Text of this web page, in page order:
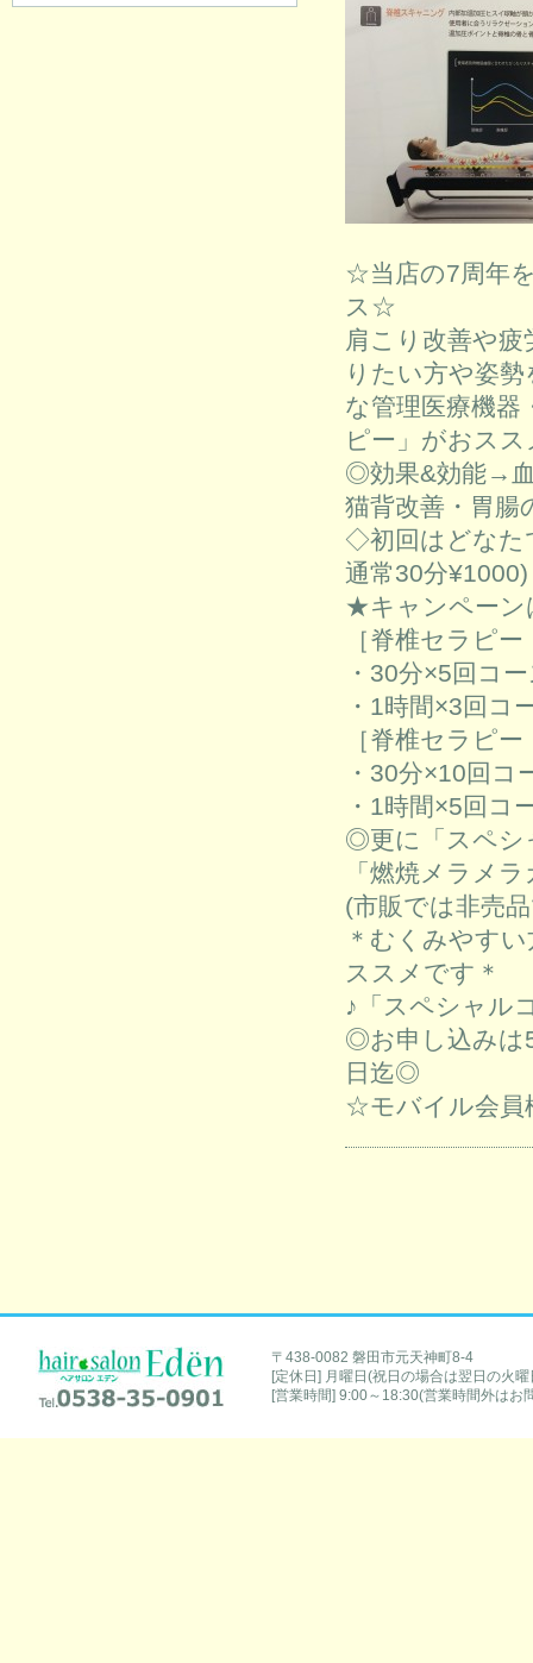
☆当店の7周年
ス☆
肩こり改善や
りたい方や姿
な管理医療機
ピー」がおス
◎効果&効能→血
猫背改善・胃
◇初回はどなた
通常30分¥1000)
★キャンペーン
［脊椎セラピ
・30分×5回コ
・1時間×3回
［脊椎セラピ
・30分×10回
・1時間×5回
◎更に「スペシ
「燃焼メラメ
(市販では非売
＊むくみやす
ススメです＊
♪「スペシャル
◎お申し込みは
日迄◎
☆モバイル会員
hair salon Eden [ヘアサロンエデン]
Tel.0538-35-0901
〒438-0082 磐田市元天神町8-4
[定休日] 月曜日(祝日の場合は翌日の火曜
[営業時間] 9:00～18:30(営業時間外はお